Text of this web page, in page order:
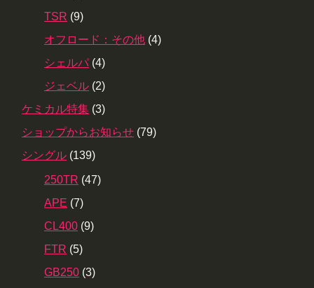
TSR (9)
オフロード：その他 (4)
シェルパ (4)
ジェベル (2)
ケミカル特集 (3)
ショップからお知らせ (79)
シングル (139)
250TR (47)
APE (7)
CL400 (9)
FTR (5)
GB250 (3)